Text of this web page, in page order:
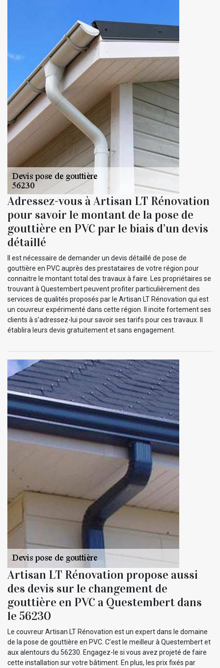
Adressez-vous à Artisan LT Rénovation
pour savoir le montant de la pose de
gouttière en PVC par le biais d’un devis
détaillé
Il est nécessaire de demander un devis détaillé de pose de
gouttière en PVC auprès des prestataires de votre région pour
connaitre le montant total des travaux à faire. Les propriétaires se
trouvant à Questembert peuvent profiter particulièrement des
services de qualités proposés par le Artisan LT Rénovation qui est
un couvreur expérimenté dans cette région. Il incite fortement ses
clients à s’adressez-lui pour savoir ses tarifs pour ces travaux. Il
établira leurs devis gratuitement et sans engagement.
Artisan LT Rénovation propose aussi
des devis sur le changement de
gouttière en PVC a Questembert dans
le 56230
Le couvreur Artisan LT Rénovation est un expert dans le domaine
de la pose de gouttière en PVC. C’est le meilleur à Questembert et
aux alentours du 56230. Engagez-le si vous avez projeté de faire
cette installation sur votre bâtiment. En plus, les prix fixés par